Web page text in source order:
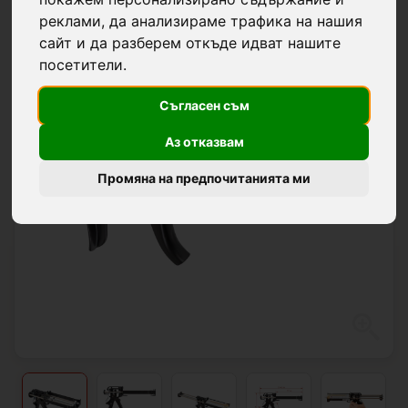
реклами, да анализираме трафика на нашия
сайт и да разберем откъде идват нашите
посетители.
Съгласен съм
Аз отказвам
Промяна на предпочитанията ми